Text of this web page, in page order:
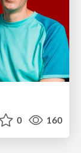
0 160